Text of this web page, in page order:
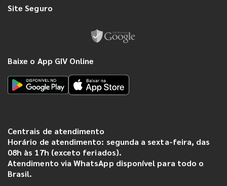
Site Seguro
Baixe o App GIV Online
Centrais de atendimento
Horário de atendimento: segunda a sexta-feira, das
08h às 17h (exceto feriados).
Atendimento via WhatsApp disponível para todo o
Brasil.